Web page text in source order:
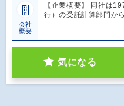
会社
概要
【企業概要】 同社は
行）の受託計算部門か
気になる